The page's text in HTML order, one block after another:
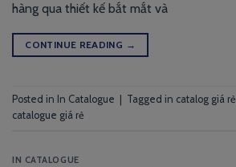
hàng qua thiết kế bắt mắt và
CONTINUE READING →
Posted in In Catalogue Tagged in catalog giá rẻ
catalogue giá rẻ
IN CATALOGUE